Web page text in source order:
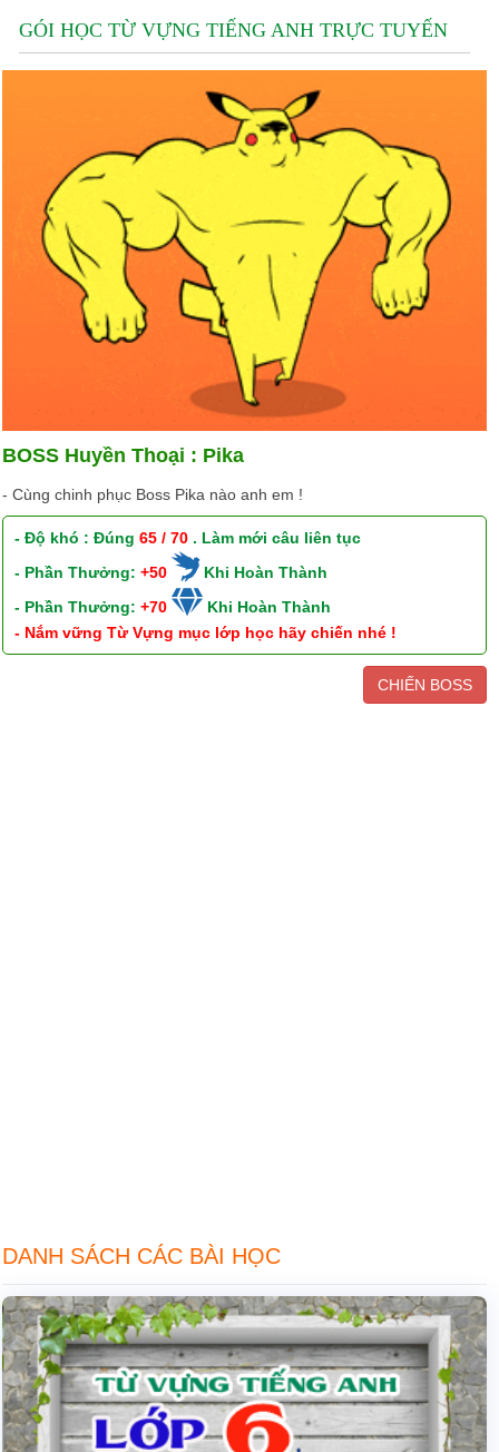
GÓI HỌC TỪ VỰNG TIẾNG ANH TRỰC TUYẾN
BOSS Huyền Thoại : Pika
- Cùng chinh phục Boss Pika nào anh em !
- Độ khó : Đúng65 / 70 . Làm mới câu liên tục
- Phần Thưởng:+50
Khi Hoàn Thành
- Phần Thưởng:+70
Khi Hoàn Thành
- Nắm vững Từ Vựng mục lớp học hãy chiến nhé !
CHIẾN BOSS
DANH SÁCH CÁC BÀI HỌC